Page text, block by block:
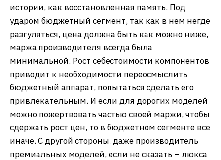
истории, как восстановленная память. Под
ударом бюджетный сегмент, так как в нем негде
разгуляться, цена должна быть как можно ниже,
маржа производителя всегда была
минимальной. Рост себестоимости компонентов
приводит к необходимости переосмыслить
бюджетный аппарат, попытаться сделать его
привлекательным. И если для дорогих моделей
можно пожертвовать частью своей маржи, чтобы
сдержать рост цен, то в бюджетном сегменте все
иначе. С другой стороны, даже производитель
премиальных моделей, если не сказать – люкса